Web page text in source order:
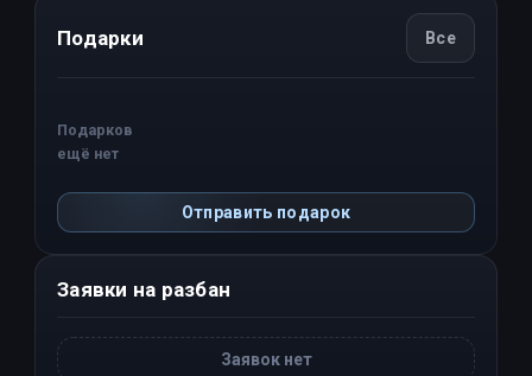
Подарки Все
Подарков
ещё нет
Отправить подарок
Заявки на разбан
Заявок нет